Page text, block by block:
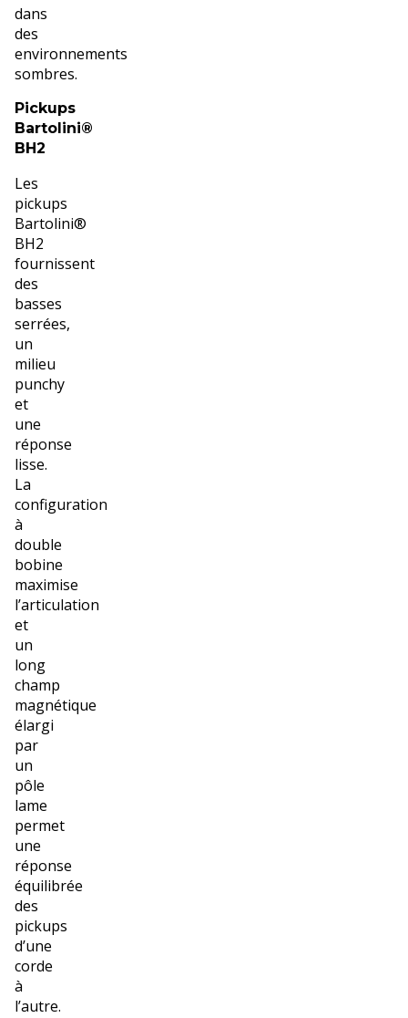
dans
des
environnements
sombres.
Pickups
Bartolini®
BH2
Les
pickups
Bartolini®
BH2
fournissent
des
basses
serrées,
un
milieu
punchy
et
une
réponse
lisse.
La
configuration
à
double
bobine
maximise
l’articulation
et
un
long
champ
magnétique
élargi
par
un
pôle
lame
permet
une
réponse
équilibrée
des
pickups
d’une
corde
à
l’autre.